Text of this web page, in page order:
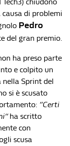
causa di problemi
Pedro
del gran premio.
ha preso parte
e colpito un
nella Sprint del
si è scusato
“Certi
ha scritto
con
scusa